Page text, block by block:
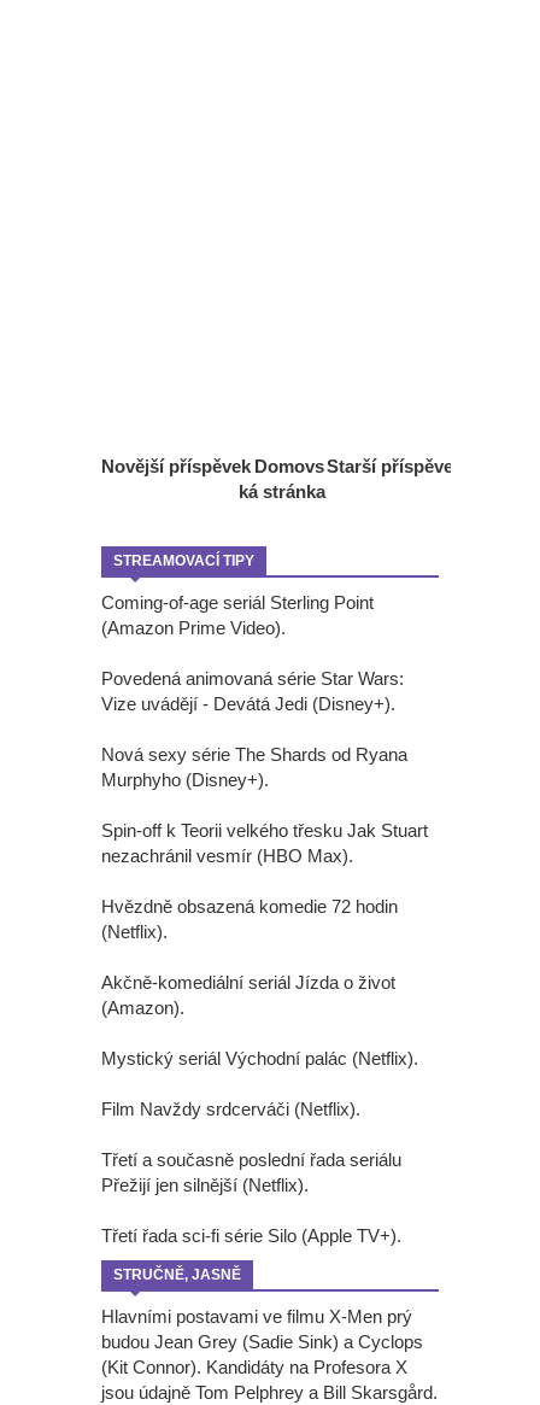
Novější příspěvek Starší příspěvek
Domovs
ká stránka
STREAMOVACÍ TIPY
Coming-of-age seriál Sterling Point
(Amazon Prime Video).
Povedená animovaná série Star Wars:
Vize uvádějí - Devátá Jedi (Disney+).
Nová sexy série The Shards od Ryana
Murphyho (Disney+).
Spin-off k Teorii velkého třesku Jak Stuart
nezachránil vesmír (HBO Max).
Hvězdně obsazená komedie 72 hodin
(Netflix).
Akčně-komediální seriál Jízda o život
(Amazon).
Mystický seriál Východní palác (Netflix).
Film Navždy srdcerváči (Netflix).
Třetí a současně poslední řada seriálu
Přežijí jen silnější (Netflix).
Třetí řada sci-fi série Silo (Apple TV+).
STRUČNĚ, JASNĚ
Hlavními postavami ve filmu X-Men prý
budou Jean Grey (Sadie Sink) a Cyclops
(Kit Connor). Kandidáty na Profesora X
jsou údajně Tom Pelphrey a Bill Skarsgård.